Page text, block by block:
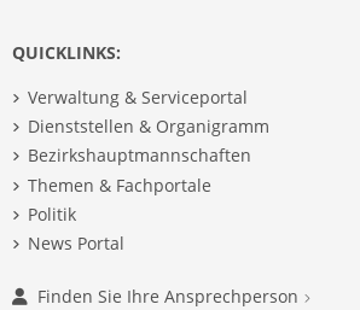
QUICKLINKS:
Verwaltung & Serviceportal
Dienststellen & Organigramm
Bezirkshauptmannschaften
Themen & Fachportale
Politik
News Portal
Finden Sie Ihre Ansprechperson